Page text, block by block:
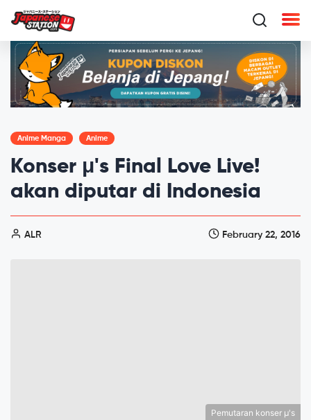
Anime Manga Anime
Konser μ's Final Love Live!
akan diputar di Indonesia
ALR February 22, 2016
Pemutaran konser μ's